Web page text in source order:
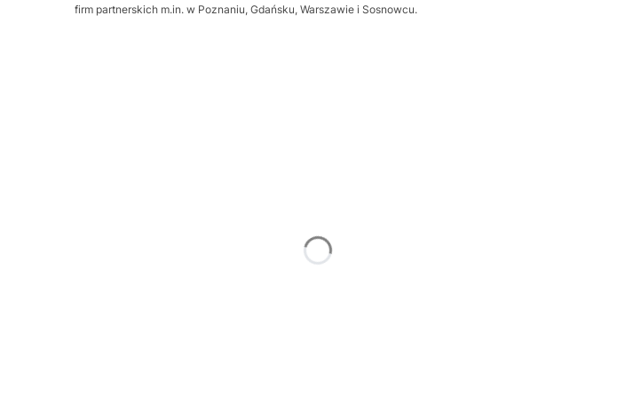
firm partnerskich m.in. w Poznaniu, Gdańsku, Warszawie i Sosnowcu.